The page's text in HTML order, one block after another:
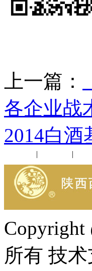
上一篇：
各企业战
2014白
| |
所有 技术